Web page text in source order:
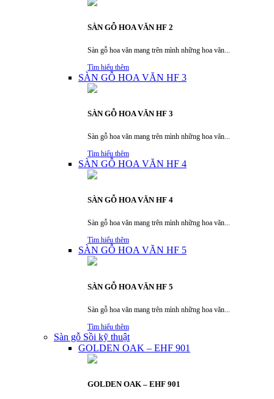
SÀN GỖ HOA VĂN HF 2
Sàn gỗ hoa văn mang trên mình những hoa văn...
Tìm hiểu thêm
SÀN GỖ HOA VĂN HF 3
SÀN GỖ HOA VĂN HF 3
Sàn gỗ hoa văn mang trên mình những hoa văn...
Tìm hiểu thêm
SÀN GỖ HOA VĂN HF 4
SÀN GỖ HOA VĂN HF 4
Sàn gỗ hoa văn mang trên mình những hoa văn...
Tìm hiểu thêm
SÀN GỖ HOA VĂN HF 5
SÀN GỖ HOA VĂN HF 5
Sàn gỗ hoa văn mang trên mình những hoa văn...
Tìm hiểu thêm
Sàn gỗ Sồi kỹ thuật
GOLDEN OAK – EHF 901
GOLDEN OAK – EHF 901